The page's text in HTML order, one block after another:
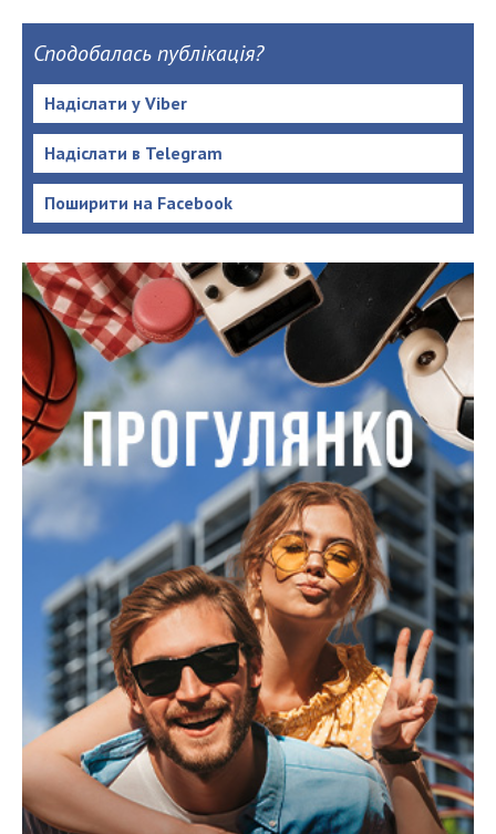
Сподобалась публікація?
Надіслати у Viber
Надіслати в Telegram
Поширити на Facebook